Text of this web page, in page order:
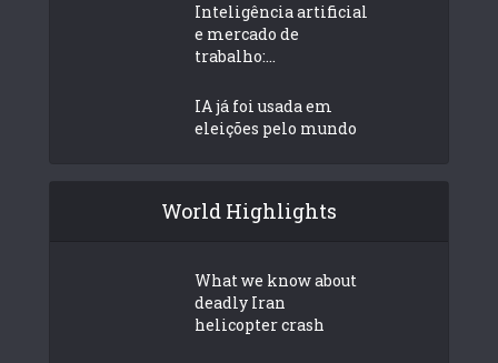
Inteligência artificial
e mercado de
trabalho:...
IA já foi usada em
eleições pelo mundo
World Highlights
What we know about
deadly Iran
helicopter crash